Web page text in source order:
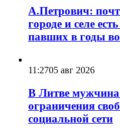
А.Петрович:
городе и селе
павших в годы
11:2705 авг 2026
В Литве мужчина
ограничения
социальной сети